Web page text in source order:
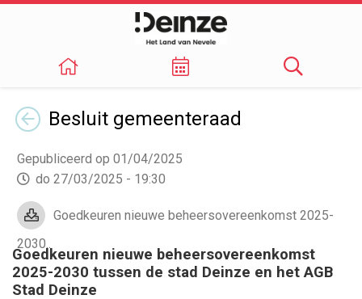
TerugBesluit gemeenteraad
Gepubliceerd op 01/04/2025
do 27/03/2025 - 19:30
Goedkeuren nieuwe beheersovereenkomst 2025-
2030..
Goedkeuren nieuwe beheersovereenkomst
2025-2030 tussen de stad Deinze en het AGB
Stad Deinze